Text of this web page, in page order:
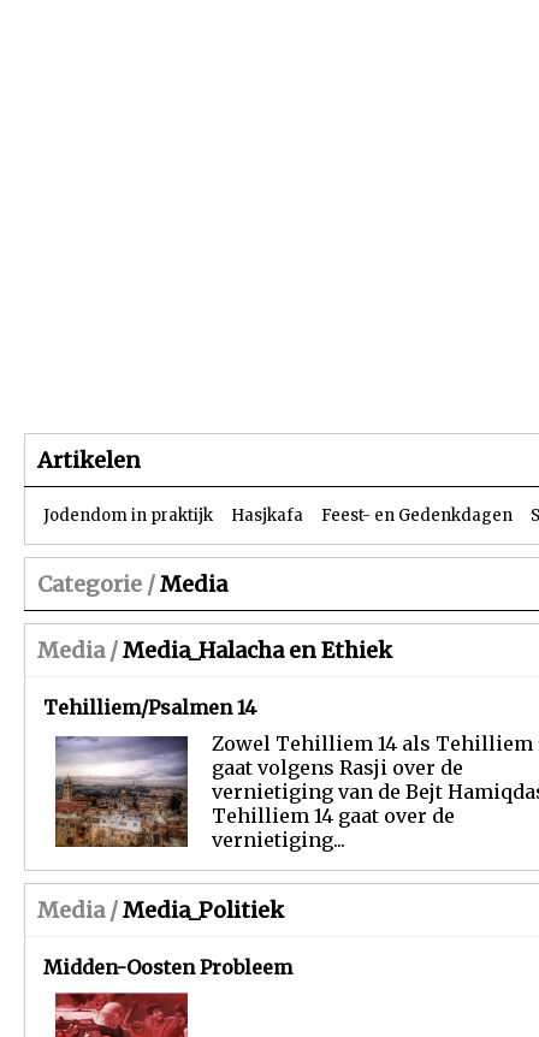
Artikelen
Jodendom in praktijk Hasjkafa Feest- en Gedenkdagen
Categorie /Media
Media /Media_Halacha en Ethiek
Tehilliem/Psalmen 14
Zowel Tehilliem 14 als Tehilliem
gaat volgens Rasji over de
vernietiging van de Bejt
Tehilliem 14 gaat over de
vernietiging...
Media /Media_Politiek
Midden-Oosten Probleem